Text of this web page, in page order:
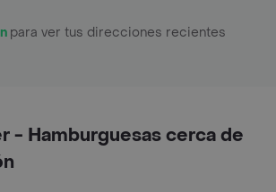
para ver tus direcciones recientes
- Hamburguesas cerca de